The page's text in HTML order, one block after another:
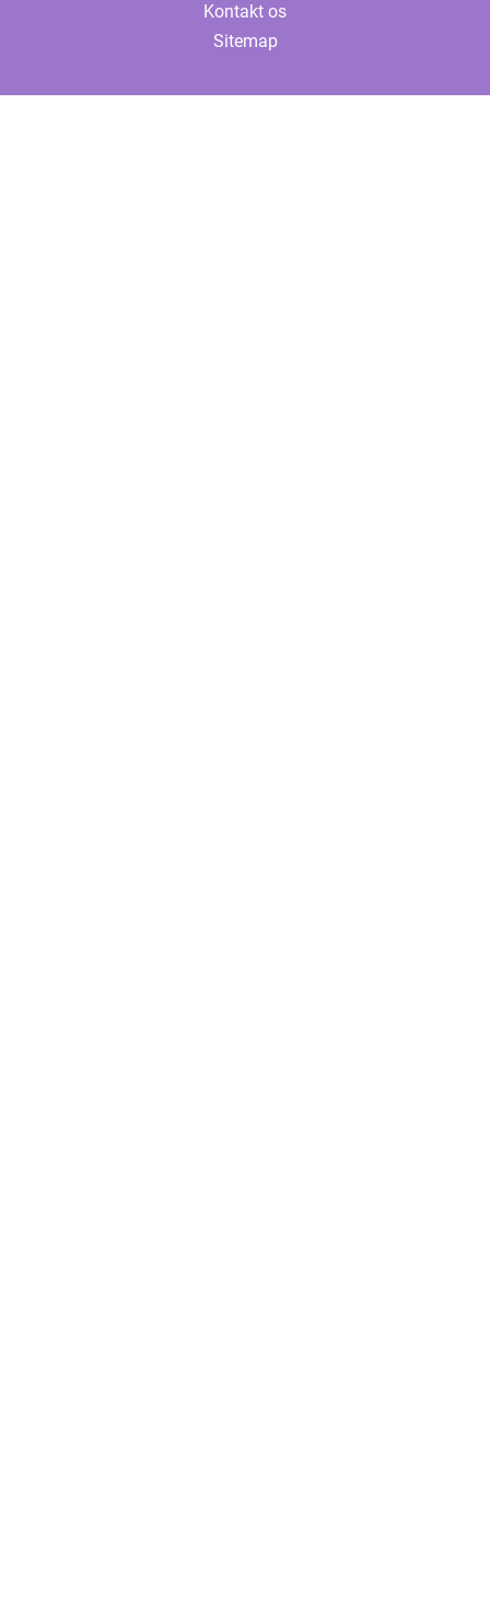
Kontakt os
Sitemap